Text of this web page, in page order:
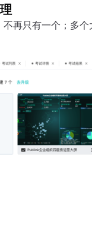
再只有一个；多